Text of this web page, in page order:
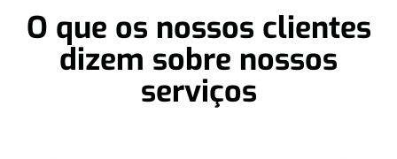
O que os nossos clientes
dizem sobre nossos
serviços